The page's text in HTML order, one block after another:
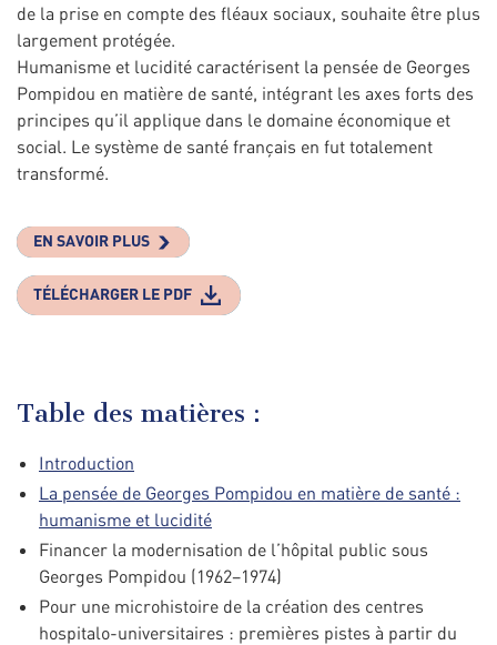
de la prise en compte des fléaux sociaux, souhaite être plus
largement protégée.
Humanisme et lucidité caractérisent la pensée de Georges
Pompidou en matière de santé, intégrant les axes forts des
principes qu’il applique dans le domaine économique et
social. Le système de santé français en fut totalement
transformé.
EN SAVOIR PLUS
TÉLÉCHARGER LE PDF
Table des matières :
Introduction
La pensée de Georges Pompidou en matière de santé :
humanisme et lucidité
Financer la modernisation de l’hôpital public sous
Georges Pompidou (1962–1974)
Pour une microhistoire de la création des centres
hospitalo-universitaires : premières pistes à partir du